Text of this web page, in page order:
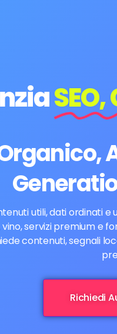
SEO,
utili, dati ordinati
servizi premium e
contenuti, segnali
Richiedi